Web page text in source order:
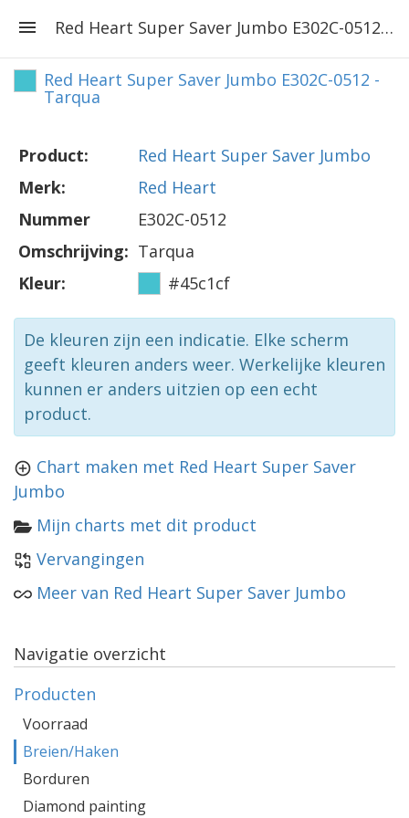
Red Heart Super Saver Jumbo E302C-0512 - Tarqua
Red Heart Super Saver Jumbo E302C-0512 -
Tarqua
Product:
Red Heart Super Saver Jumbo
Merk:
Red Heart
Nummer
E302C-0512
Omschrijving: Tarqua
Kleur:
#45c1cf
De kleuren zijn een indicatie. Elke scherm
geeft kleuren anders weer. Werkelijke kleuren
kunnen er anders uitzien op een echt
product.
Chart maken met Red Heart Super Saver
Jumbo
Mijn charts met dit product
Vervangingen
Meer van Red Heart Super Saver Jumbo
Navigatie overzicht
Producten
Voorraad
Breien/Haken
Borduren
Diamond painting